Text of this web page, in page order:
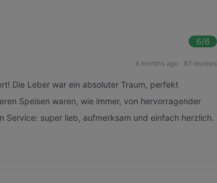
6/6
4 months ago · 87 reviews
Die Leber war ein absoluter Traum, perfekt
Speisen waren, wie immer, von hervorragender
Service: super lieb, aufmerksam und einfach herzlich.